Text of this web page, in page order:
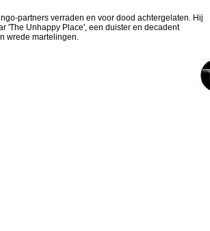
partners verraden en voor dood achtergelaten. Hij
'The Unhappy Place', een duister en decadent
wrede martelingen.